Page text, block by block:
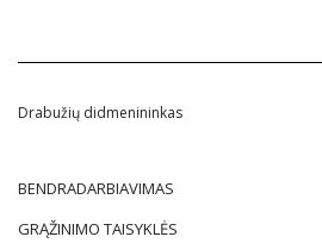
Drabužių didmenininkas
BENDRADARBIAVIMAS
GRĄŽINIMO TAISYKLĖS